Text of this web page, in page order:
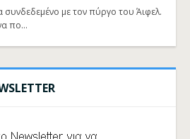
συνδεδεμένο με τον πύργο του Άιφελ.
πο…